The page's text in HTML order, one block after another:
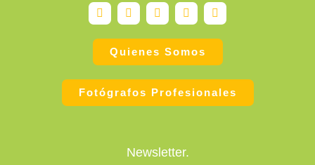
F
a
e
o
k
-
f
I
n
t
a
g
m
P
i
t
e
r
t
Y
o
t
u
b
T
u
b
r
Quienes Somos
Fotógrafos Profesionales
Newsletter.